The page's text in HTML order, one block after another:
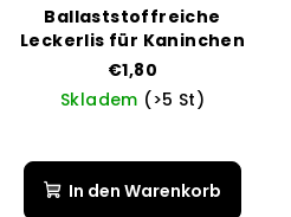
n
d
Ballaststoffreiche
Leckerlis für Kaninchen
€1,80
Skladem (>5 St)
durchschnittliche
Produktbewertung
In den Warenkorb